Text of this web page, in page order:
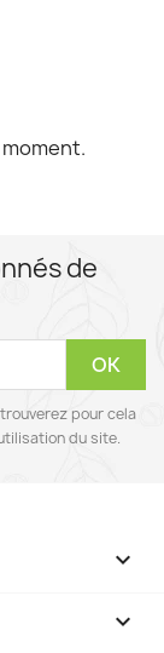
de
pour cela
du site.

